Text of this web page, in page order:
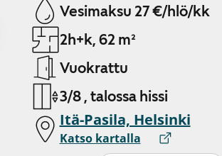
Vesimaksu 27 €/hlö/kk
2h+k, 62 m²
Vuokrattu
3/8 , talossa hissi
Itä-Pasila, Helsinki
Katso kartalla